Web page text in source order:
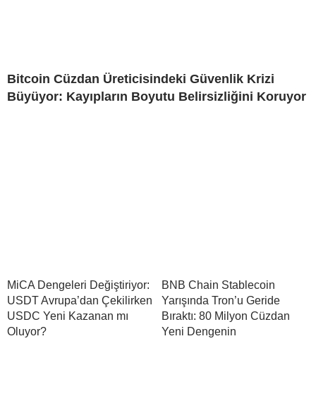
Bitcoin Cüzdan Üreticisindeki Güvenlik Krizi
Büyüyor: Kayıpların Boyutu Belirsizliğini Koruyor
MiCA Dengeleri Değiştiriyor:
USDT Avrupa’dan Çekilirken
USDC Yeni Kazanan mı
Oluyor?
BNB Chain Stablecoin
Yarışında Tron’u Geride
Bıraktı: 80 Milyon Cüzdan
Yeni Dengenin